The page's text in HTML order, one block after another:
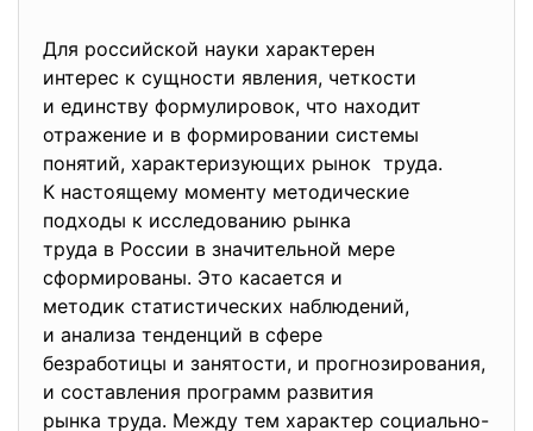
Для российской науки характерен
интерес к сущности явления, четкости
и единству формулировок, что находит
отражение и в формировании системы
понятий, характеризующих рынок труда.
К настоящему моменту методические
подходы к исследованию рынка
труда в России в значительной мере
сформированы. Это касается и
методик статистических наблюдений,
и анализа тенденций в сфере
безработицы и занятости, и прогнозирования,
и составления программ развития
рынка труда. Между тем характер социально-